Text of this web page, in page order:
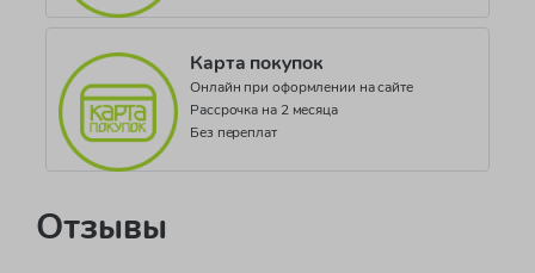
Карта покупок
Онлайн при оформлении на сайте
Рассрочка на 2 месяца
Без переплат
Отзывы